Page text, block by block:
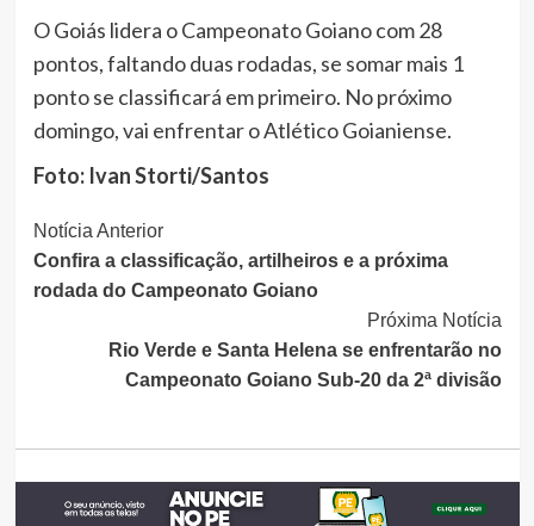
O Goiás lidera o Campeonato Goiano com 28
pontos, faltando duas rodadas, se somar mais 1
ponto se classificará em primeiro. No próximo
domingo, vai enfrentar o Atlético Goianiense.
Foto: Ivan Storti/Santos
Continue
Lendo
Notícia Anterior
Confira a classificação, artilheiros e a próxima
rodada do Campeonato Goiano
Próxima Notícia
Rio Verde e Santa Helena se enfrentarão no
Campeonato Goiano Sub-20 da 2ª divisão